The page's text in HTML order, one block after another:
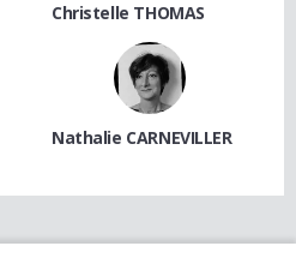
Christelle THOMAS
Nathalie CARNEVILLER